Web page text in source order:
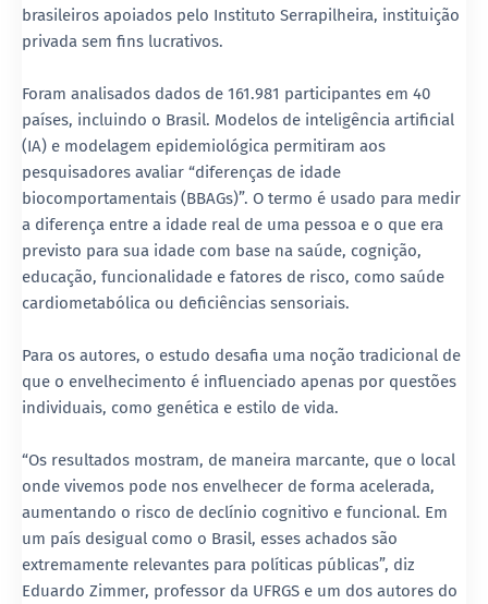
brasileiros apoiados pelo Instituto Serrapilheira, instituição
privada sem fins lucrativos.
Foram analisados dados de 161.981 participantes em 40
países, incluindo o Brasil. Modelos de inteligência artificial
(IA) e modelagem epidemiológica permitiram aos
pesquisadores avaliar “diferenças de idade
biocomportamentais (BBAGs)”. O termo é usado para medir
a diferença entre a idade real de uma pessoa e o que era
previsto para sua idade com base na saúde, cognição,
educação, funcionalidade e fatores de risco, como saúde
cardiometabólica ou deficiências sensoriais.
Para os autores, o estudo desafia uma noção tradicional de
que o envelhecimento é influenciado apenas por questões
individuais, como genética e estilo de vida.
“Os resultados mostram, de maneira marcante, que o local
onde vivemos pode nos envelhecer de forma acelerada,
aumentando o risco de declínio cognitivo e funcional. Em
um país desigual como o Brasil, esses achados são
extremamente relevantes para políticas públicas”, diz
Eduardo Zimmer, professor da UFRGS e um dos autores do